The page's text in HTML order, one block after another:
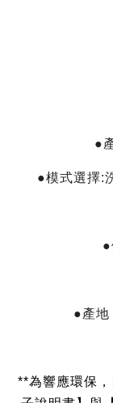
●
●模式選擇:
●
●產地
**為響應環保